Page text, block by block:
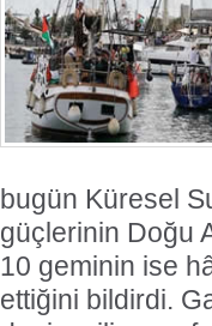
bugün Küresel
güçlerinin Doğu
10 geminin ise
ettiğini bildirdi.